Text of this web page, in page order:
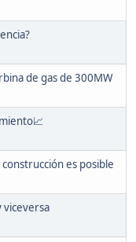
de gas de 300MW
es posible
viceversa